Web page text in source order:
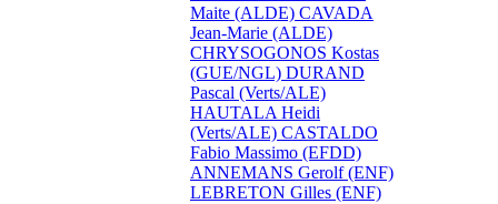
Maite (ALDE) CAVADA
Jean-Marie (ALDE)
CHRYSOGONOS Kostas
(GUE/NGL) DURAND
Pascal (Verts/ALE)
HAUTALA Heidi
(Verts/ALE) CASTALDO
Fabio Massimo (EFDD)
ANNEMANS Gerolf (ENF)
LEBRETON Gilles (ENF)